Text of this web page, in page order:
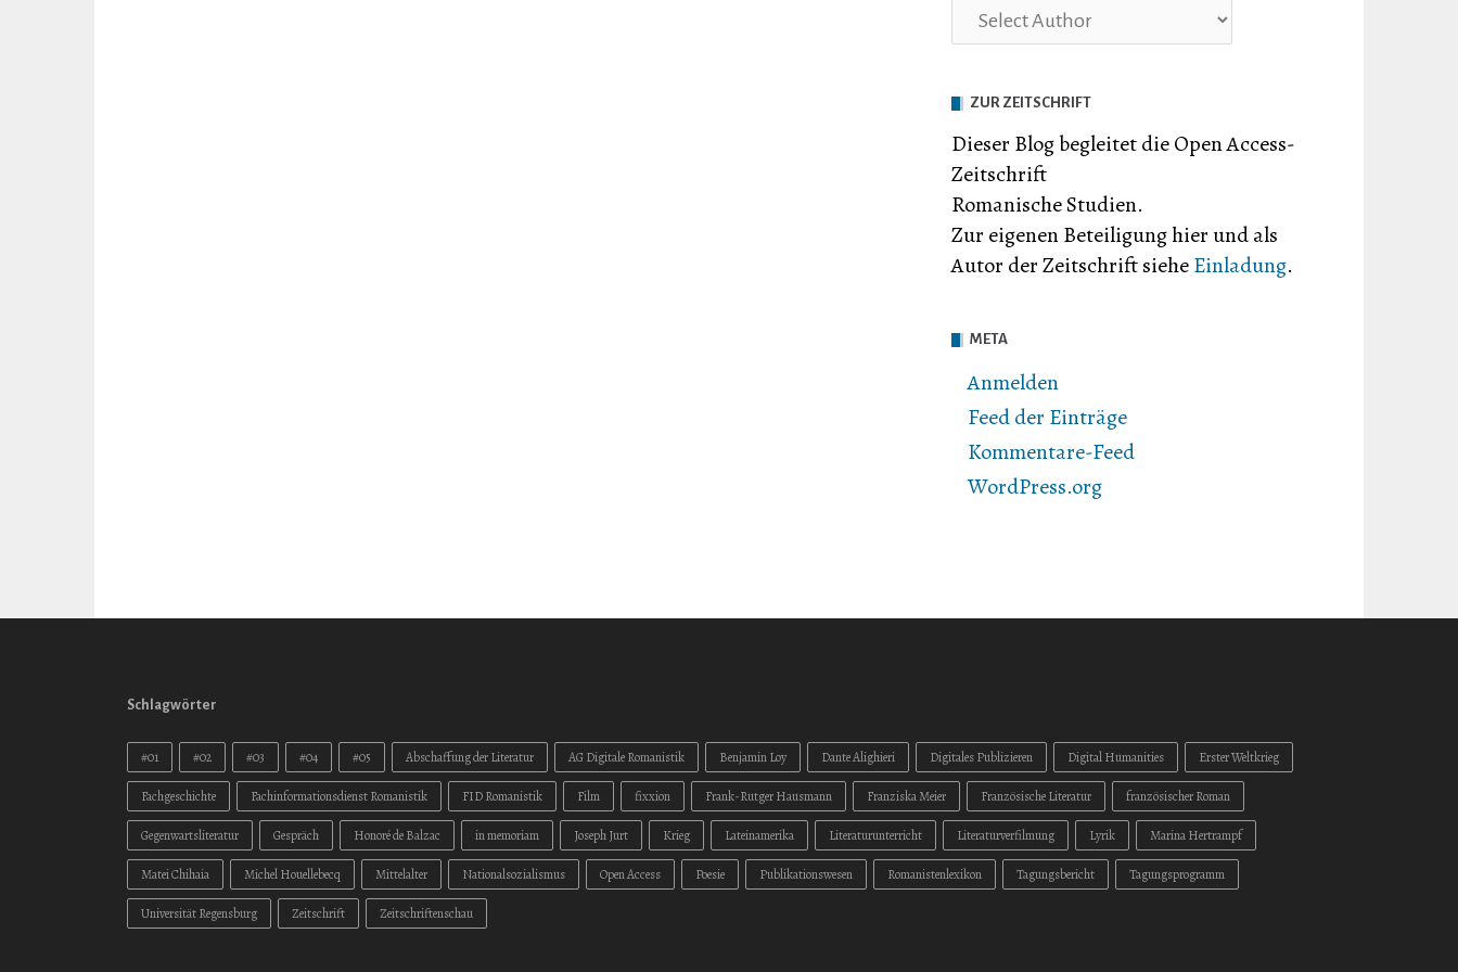
ZUR ZEITSCHRIFT
Dieser Blog begleitet die Open Access-
Zeitschrift
Romanische Studien.
Zur eigenen Beteiligung hier und als
Autor der Zeitschrift sieheEinladung.
META
Anmelden
Feed der Einträge
Kommentare-Feed
WordPress.org
Schlagwörter
#01 #02 #03 #04 #05 Abschaffung der Literatur AG Digitale Romanistik Benjamin Loy Dante Alighieri Digitales Publizieren Digital Humanities Erster Weltkrieg
Fachgeschichte Fachinformationsdienst Romanistik FID Romanistik Film fixxion Frank-Rutger Hausmann Franziska Meier Französische Literatur französischer Roman
Gegenwartsliteratur Gespräch Honoré de Balzac in memoriam Joseph Jurt Krieg Lateinamerika Literaturunterricht Literaturverfilmung Lyrik Marina Hertrampf
Matei Chihaia Michel Houellebecq Mittelalter Nationalsozialismus Open Access Poesie Publikationswesen Romanistenlexikon Tagungsbericht Tagungsprogramm
Universität Regensburg Zeitschrift Zeitschriftenschau